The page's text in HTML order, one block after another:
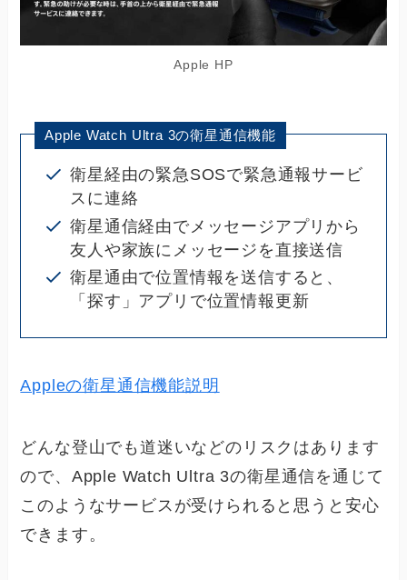
Apple HP
Apple Watch Ultra 3の衛星通信機能
衛星経由の緊急SOSで緊急通報サービ
スに連絡
衛星通信経由でメッセージアプリから
友人や家族にメッセージを直接送信
衛星通由で位置情報を送信すると、
「探す」アプリで位置情報更新
Appleの衛星通信機能説明
どんな登山でも道迷いなどのリスクはあります
ので、Apple Watch Ultra 3の衛星通信を通じて
このようなサービスが受けられると思うと安心
できます。